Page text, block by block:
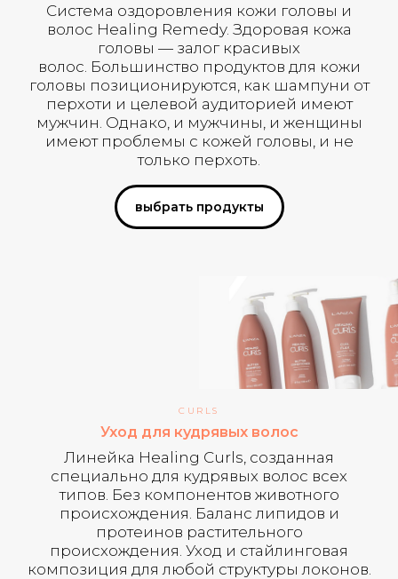
Система оздоровления кожи головы и
волос Healing Remedy. Здоровая кожа
головы — залог красивых
волос. Большинство продуктов для кожи
головы позиционируются, как шампуни от
перхоти и целевой аудиторией имеют
мужчин. Однако, и мужчины, и женщины
имеют проблемы с кожей головы, и не
только перхоть.
выбрать продукты
CURLS
Уход для кудрявых волос
Линейка Healing Curls, созданная
специально для кудрявых волос всех
типов. Без компонентов животного
происхождения. Баланс липидов и
протеинов растительного
происхождения. Уход и стайлинговая
композиция для любой структуры локонов.